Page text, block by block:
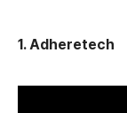
1. Adheretech